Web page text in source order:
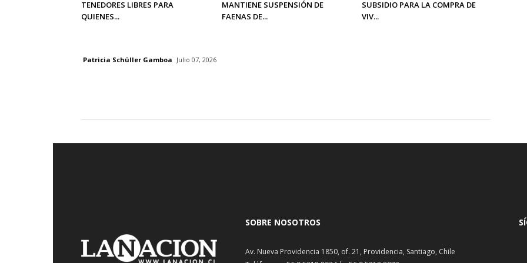
TENEDORES LIBRES PARA
QUIENES...
MANTIENE SUSPENSIÓN DE
FAENAS DE...
SUBSIDIO PARA LA COMPRA DE
VIV...
Patricia Schüller Gamboa Julio 07, 2026
SOBRE NOSOTROS
Av. Nueva Providencia 1850, of. 21, Providencia, Santiago, Chile